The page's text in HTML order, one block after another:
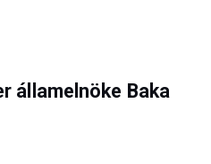
államelnöke Baka